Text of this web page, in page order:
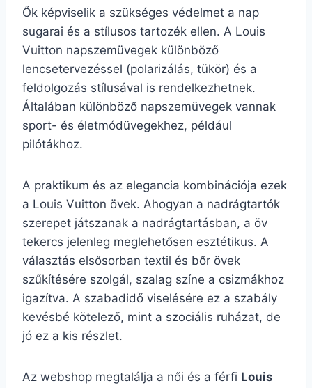
Ők képviselik a szükséges védelmet a nap
sugarai és a stílusos tartozék ellen. A Louis
Vuitton napszemüvegek különböző
lencsetervezéssel (polarizálás, tükör) és a
feldolgozás stílusával is rendelkezhetnek.
Általában különböző napszemüvegek vannak
sport- és életmódüvegekhez, például
pilótákhoz.
A praktikum és az elegancia kombinációja ezek
a Louis Vuitton övek. Ahogyan a nadrágtartók
szerepet játszanak a nadrágtartásban, a öv
tekercs jelenleg meglehetősen esztétikus. A
választás elsősorban textil és bőr övek
szűkítésére szolgál, szalag színe a csizmákhoz
igazítva. A szabadidő viselésére ez a szabály
kevésbé kötelező, mint a szociális ruházat, de
jó ez a kis részlet.
Az webshop megtalálja a női és a férfi Louis